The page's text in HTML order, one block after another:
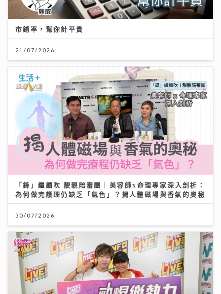
市銷率，幫你計平貴
21/07/2026
「鋒」繼續吹 靚靚陪審團 | 美容師x命理專家深入剖析：
為何做完護理仍缺乏「氣色」？揭人體磁場與香氣的奧秘
30/07/2026